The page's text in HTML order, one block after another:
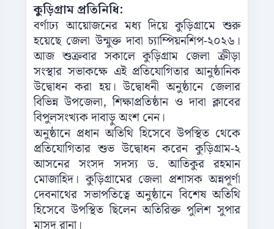
কুড়িগ্রাম প্রতিনিধি:
বর্ণাঢ্য আয়োজনের মধ্য দিয়ে কুড়িগ্রামে শুরু
হয়েছে জেলা উন্মুক্ত দাবা চ্যাম্পিয়নশিপ-২০২৬।
আজ শুক্রবার সকালে কুড়িগ্রাম জেলা ক্রীড়া
সংস্থার সভাকক্ষে এই প্রতিযোগিতার আনুষ্ঠানিক
উদ্বোধন করা হয়। উদ্বোধনী অনুষ্ঠানে জেলার
বিভিন্ন উপজেলা, শিক্ষাপ্রতিষ্ঠান ও দাবা ক্লাবের
বিপুলসংখ্যক দাবাড়ু অংশ নেন।
অনুষ্ঠানে প্রধান অতিথি হিসেবে উপস্থিত থেকে
প্রতিযোগিতার শুভ উদ্বোধন করেন কুড়িগ্রাম-২
আসনের সংসদ সদস্য ড. আতিকুর রহমান
মোজাহিদ। কুড়িগ্রামের জেলা প্রশাসক অন্নপূর্ণা
দেবনাথের সভাপতিত্বে অনুষ্ঠানে বিশেষ অতিথি
হিসেবে উপস্থিত ছিলেন অতিরিক্ত পুলিশ সুপার